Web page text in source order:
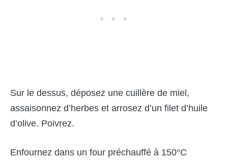
Sur le dessus, déposez une cuillère de miel,
assaisonnez d’herbes et arrosez d’un filet d’huile
d’olive. Poivrez.
Enfournez dans un four préchauffé à 150°C